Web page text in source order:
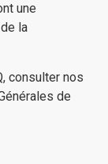
une
la
consulter nos
de